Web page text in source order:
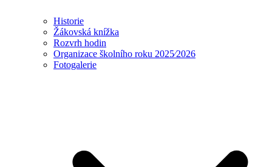
Historie
Žákovská knížka
Rozvrh hodin
Organizace školního roku 2025⁄2026
Fotogalerie